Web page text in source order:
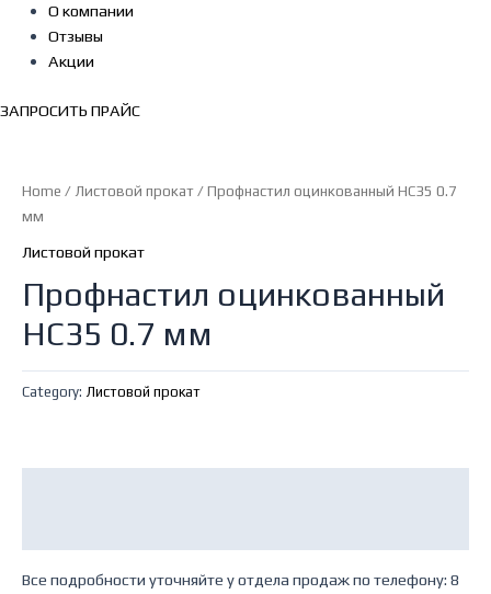
О компании
Отзывы
Акции
ЗАПРОСИТЬ ПРАЙС
Home / Листовой прокат/ Профнастил оцинкованный НС35 0.7
мм
Листовой прокат
Профнастил оцинкованный
НС35 0.7 мм
Category: Листовой прокат
Все подробности уточняйте у отдела продаж по телефону: 8